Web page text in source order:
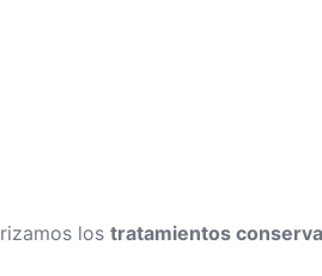
los tratamientos